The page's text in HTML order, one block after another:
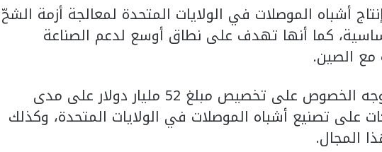
أشباه الموصلات في الولايات المتحدة لمعالجة أزمة الشحّ
كما أنها تهدف على نطاق أوسع لدعم الصناعة
مع الصين.
وينص مشروع القانون على وجه الخصوص على تخصيص مبلغ 52 مليار دولار على مدى
تصنيع أشباه الموصلات في الولايات المتحدة، وكذلك
المجال.